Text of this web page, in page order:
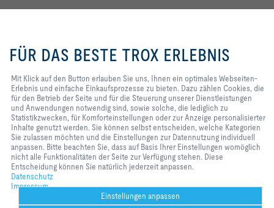
FACEBOOK
LINKEDIN
INSTAGRAM
Home Kontakt Impressum AGB
Einkaufsbedingungen
Code of Conduct
Datenschutz Disclaimer 2026 © TROX SE
Sie uns, Ihnen ein optimales
Webseiten-Erlebnis und einfache
zählen Cookies, die für den Betrieb
der Seite und für die Steuerung
unserer Dienstleistungen und
Anwendungen notwendig sind,
sowie solche, die lediglich zu
Statistikzwecken, für
Komforteinstellungen oder zur
Anzeige personalisierter Inhalte
genutzt werden. Sie können selbst
entscheiden, welche Kategorien
Einstellungen zur Datennutzung
individuell anpassen. Bitte
beachten Sie, dass auf Basis Ihrer
FÜR DAS BESTE TROX ERLEBNIS
Mit Klick auf den Button erlauben Sie uns, Ihnen ein optimales Webseiten-
Erlebnis und einfache Einkaufsprozesse zu bieten. Dazu zählen Cookies, die
für den Betrieb der Seite und für die Steuerung unserer Dienstleistungen
und Anwendungen notwendig sind, sowie solche, die lediglich zu
Statistikzwecken, für Komforteinstellungen oder zur Anzeige personalisierter
Inhalte genutzt werden. Sie können selbst entscheiden, welche Kategorien
Sie zulassen möchten und die Einstellungen zur Datennutzung individuell
anpassen. Bitte beachten Sie, dass auf Basis Ihrer Einstellungen womöglich
nicht alle Funktionalitäten der Seite zur Verfügung stehen. Diese
Entscheidung können Sie natürlich jederzeit anpassen.
Datenschutz
Impressum
Einstellungen anpassen